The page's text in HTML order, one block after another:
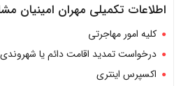
اطلاعات تکمیلی مهران امینیان
کلیه امور مهاجرتی
درخواست تمدید اقامت دائم یا شهروندی
اکسپرس اینتری